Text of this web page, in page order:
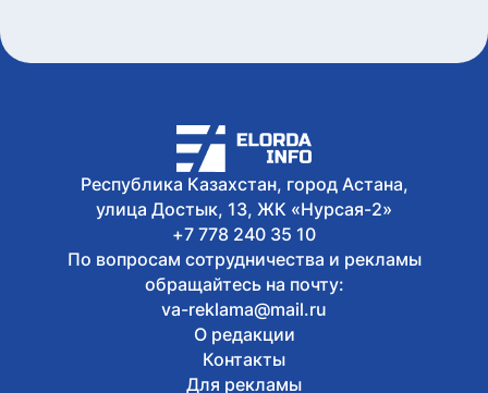
Республика Казахстан, город Астана,
улица Достык, 13, ЖК «Нурсая-2»
+7 778 240 35 10
По вопросам сотрудничества и рекламы
обращайтесь на почту:
va-reklama@mail.ru
О редакции
Контакты
Для рекламы